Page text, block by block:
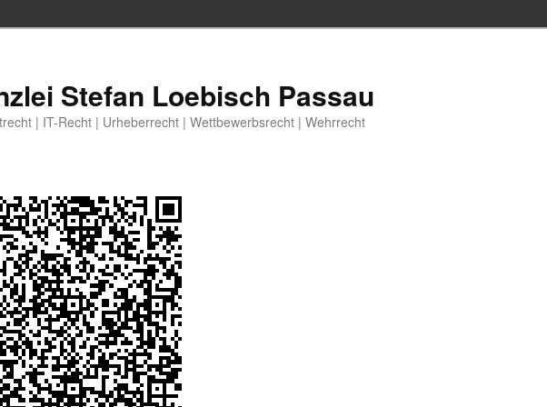
Stefan Loebisch Passau
| IT-Recht | Urheberrecht | Wettbewerbsrecht | Wehrrecht